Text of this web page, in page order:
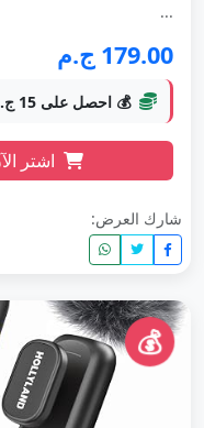
...
179.00 ج.م
💰 احصل على 15 ج.م مكافأة
اشتر
شارك العرض:
💰